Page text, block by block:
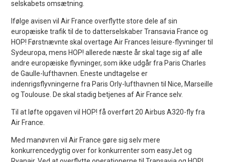
selskabets omsætning.
Ifølge avisen vil Air France overflytte store dele af sin
europæiske trafik til de to datterselskaber Transavia France og
HOP! Førstnævnte skal overtage Air Frances leisure-flyvninger til
Sydeuropa, mens HOP! allerede næste år skal tage sig af alle
andre europæiske flyvninger, som ikke udgår fra Paris Charles
de Gaulle-lufthavnen. Eneste undtagelse er
indenrigsflyvningerne fra Paris Orly-lufthavnen til Nice, Marseille
og Toulouse. De skal stadig betjenes af Air France selv.
Til at løfte opgaven vil HOP! få overført 20 Airbus A320-fly fra
Air France.
Med manøvren vil Air France gøre sig selv mere
konkurrencedygtig over for konkurrenter som easyJet og